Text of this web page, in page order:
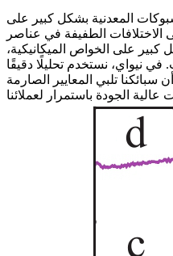
المعدنية بشكل كبير على
الاختلافات الطفيفة في عناصر
كبير على الخواص الميكانيكية،
في نيواي، نستخدم تحليلًا دقيقًا
سبائكنا تلبي المعايير الصارمة